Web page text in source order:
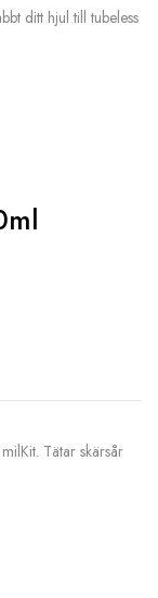
ditt hjul till tubeless
Tätar skärsår